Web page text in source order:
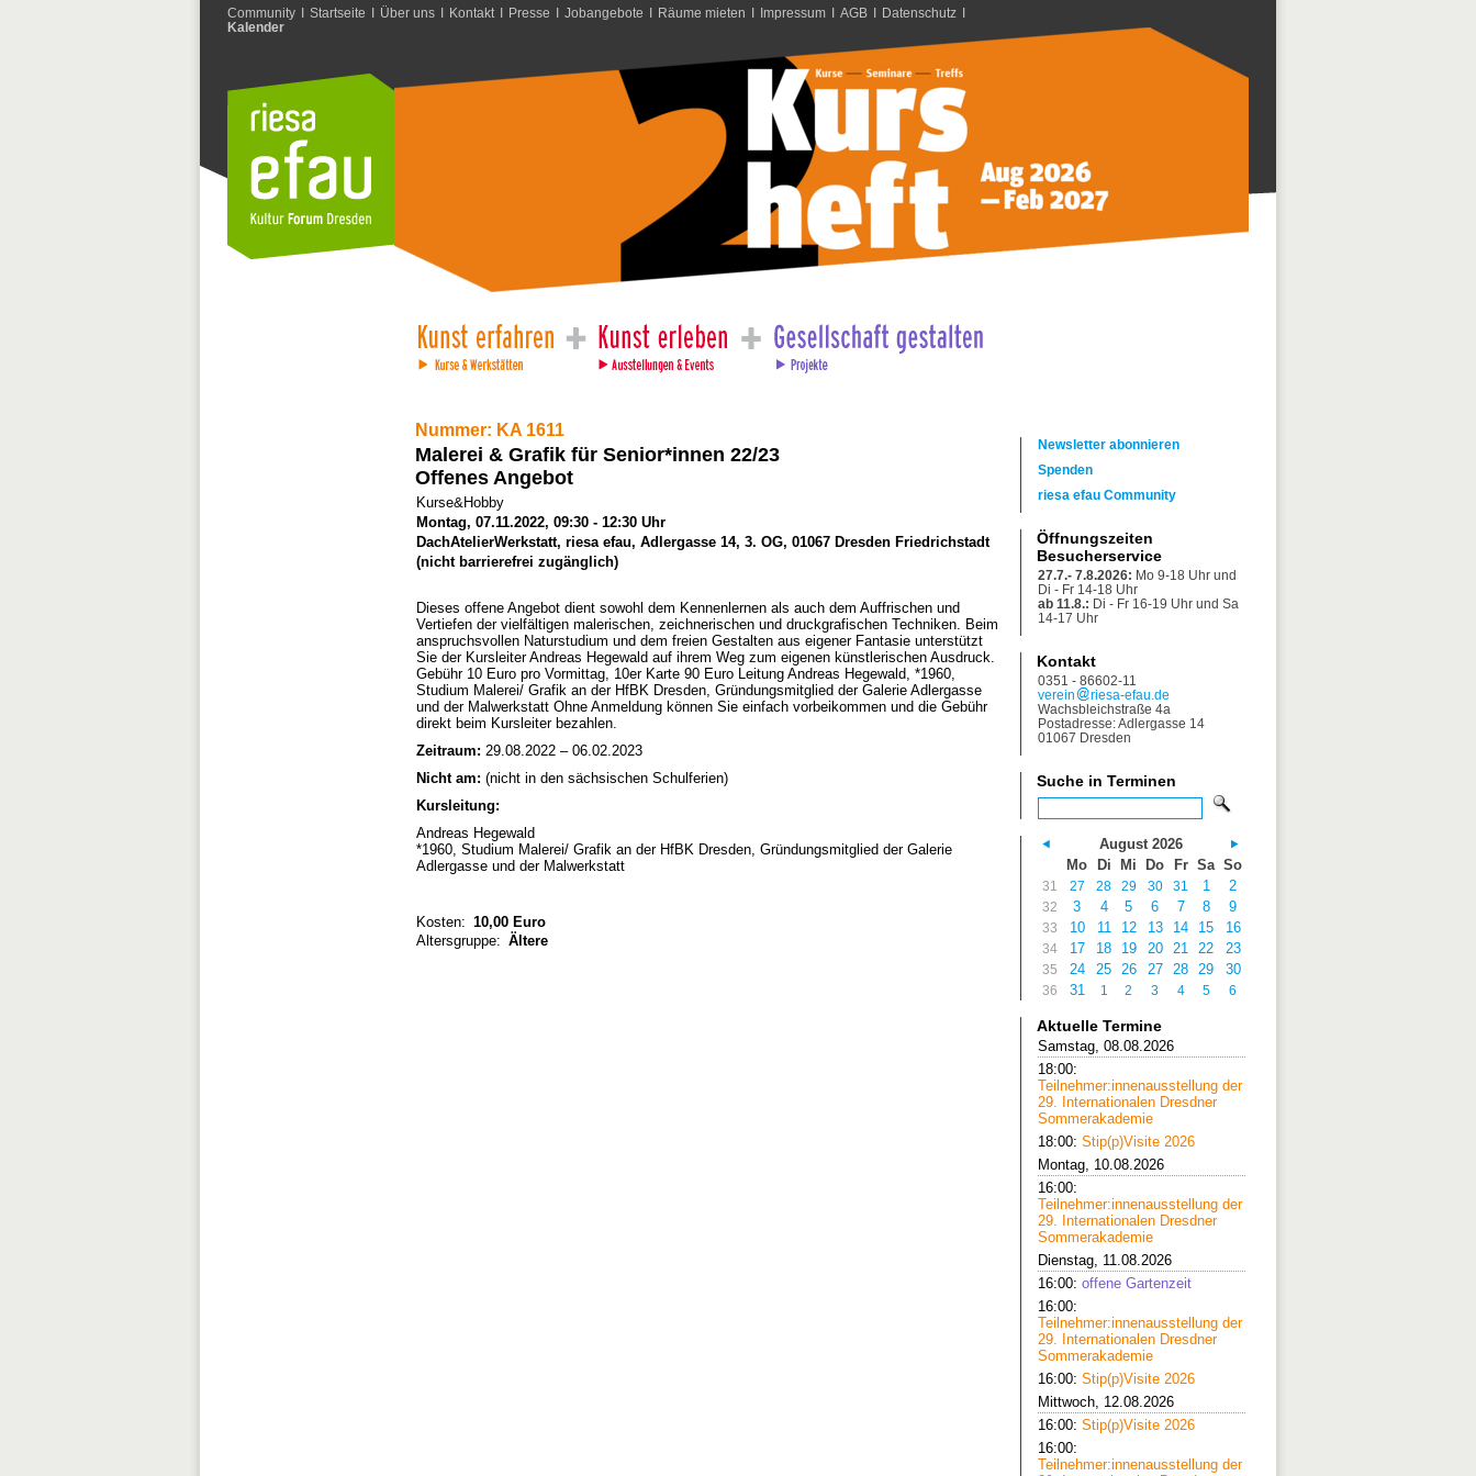
Community I Startseite I Über uns I Kontakt I Presse I Jobangebote I Räume mieten I Impressum I AGB I Datenschutz I
Kalender
Nummer: KA 1611
Malerei & Grafik für Senior*innen 22/23
Offenes Angebot
Kurse&Hobby
Montag, 07.11.2022, 09:30 - 12:30 Uhr
DachAtelierWerkstatt, riesa efau, Adlergasse 14, 3. OG, 01067 Dresden Friedrichstadt
(nicht barrierefrei zugänglich)
Dieses offene Angebot dient sowohl dem Kennenlernen als auch dem Auffrischen und
Vertiefen der vielfältigen malerischen, zeichnerischen und druckgrafischen Techniken. Beim
anspruchsvollen Naturstudium und dem freien Gestalten aus eigener Fantasie unterstützt
Sie der Kursleiter Andreas Hegewald auf ihrem Weg zum eigenen künstlerischen Ausdruck.
Gebühr 10 Euro pro Vormittag, 10er Karte 90 Euro Leitung Andreas Hegewald, *1960,
Studium Malerei/ Grafik an der HfBK Dresden, Gründungsmitglied der Galerie Adlergasse
und der Malwerkstatt Ohne Anmeldung können Sie einfach vorbeikommen und die Gebühr
direkt beim Kursleiter bezahlen.
Zeitraum: 29.08.2022 – 06.02.2023
Nicht am: (nicht in den sächsischen Schulferien)
Kursleitung:
Andreas Hegewald
*1960, Studium Malerei/ Grafik an der HfBK Dresden, Gründungsmitglied der Galerie
Adlergasse und der Malwerkstatt
Kosten: 10,00 Euro
Altersgruppe: Ältere
Newsletter abonnieren
Spenden
riesa efau Community
Öffnungszeiten
Besucherservice
27.7.- 7.8.2026: Mo 9-18 Uhr und
Di - Fr 14-18 Uhr
ab 11.8.: Di - Fr 16-19 Uhr und Sa
14-17 Uhr
Kontakt
0351 - 86602-11
verein
riesa-efau.de
Wachsbleichstraße 4a
Postadresse: Adlergasse 14
01067 Dresden
Suche in Terminen
August 2026
Mo
Di Mi Do Fr Sa So
31 27 28 29 30 31 1 2
32 3 4 5 6 7 8 9
33 10 11 12 13 14 15 16
34 17 18 19 20 21 22 23
35 24 25 26 27 28 29 30
36 31 1 2 3 4 5 6
Aktuelle Termine
Samstag, 08.08.2026
18:00:
Teilnehmer:innenausstellung der
29. Internationalen Dresdner
Sommerakademie
18:00: Stip(p)Visite 2026
Montag, 10.08.2026
16:00:
Teilnehmer:innenausstellung der
29. Internationalen Dresdner
Sommerakademie
Dienstag, 11.08.2026
16:00: offene Gartenzeit
16:00:
Teilnehmer:innenausstellung der
29. Internationalen Dresdner
Sommerakademie
16:00: Stip(p)Visite 2026
Mittwoch, 12.08.2026
16:00: Stip(p)Visite 2026
16:00:
Teilnehmer:innenausstellung der